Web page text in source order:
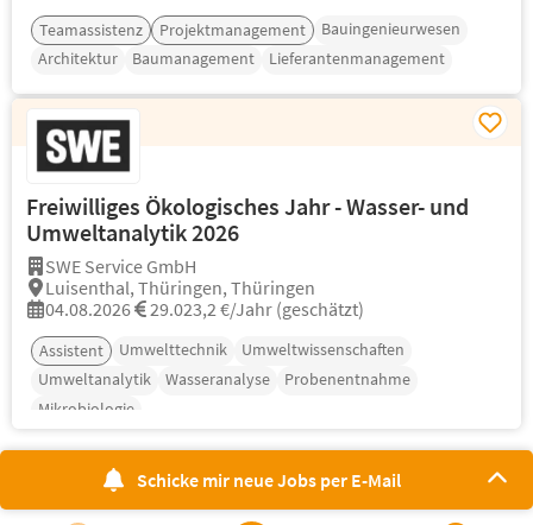
Teamassistenz Projektmanagement
Bauingenieurwesen
Architektur
Baumanagement Lieferantenmanagement
Freiwilliges Ökologisches Jahr - Wasser- und
Umweltanalytik 2026
SWE Service GmbH
Luisenthal, Thüringen, Thüringen
04.08.2026
29.023,2 €/Jahr (geschätzt)
Assistent Umwelttechnik
Umweltwissenschaften
Umweltanalytik
Wasseranalyse
Probenentnahme
Mikrobiologie
Schicke mir neue Jobs per E-Mail